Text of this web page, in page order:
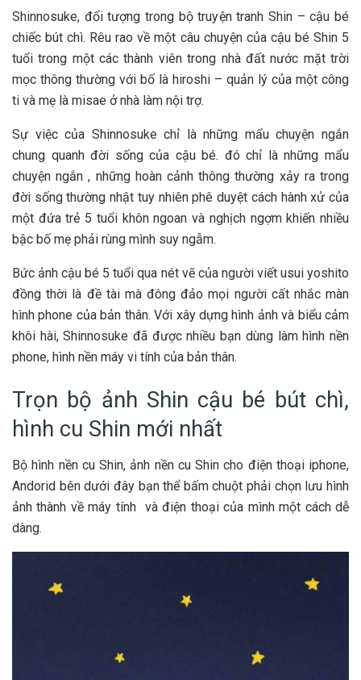
Shinnosuke, đối tượng trong bộ truyện tranh Shin – cậu bé
chiếc bút chì. Rêu rao về một câu chuyện của cậu bé Shin 5
tuổi trong một các thành viên trong nhà đất nước mặt trời
mọc thông thường với bố là hiroshi – quản lý của một công
ti và mẹ là misae ở nhà làm nội trợ.
Sự việc của Shinnosuke chỉ là những mẩu chuyện ngắn
chung quanh đời sống của cậu bé. đó chỉ là những mẩu
chuyện ngắn , những hoàn cảnh thông thường xảy ra trong
đời sống thường nhật tuy nhiên phê duyệt cách hành xử của
một đứa trẻ 5 tuổi khôn ngoan và nghịch ngợm khiến nhiều
bậc bố mẹ phải rùng mình suy ngẫm.
Bức ảnh cậu bé 5 tuổi qua nét vẽ của người viết usui yoshito
đồng thời là đề tài mà đông đảo mọi người cất nhắc màn
hình phone của bản thân. Với xây dựng hình ảnh và biểu cảm
khôi hài, Shinnosuke đã được nhiều bạn dùng làm hình nền
phone, hình nền máy vi tính của bản thân.
Trọn bộ ảnh Shin cậu bé bút chì,
hình cu Shin mới nhất
Bộ hình nền cu Shin, ảnh nền cu Shin cho điện thoại iphone,
Andorid bên dưới đây bạn thể bấm chuột phải chọn lưu hình
ảnh thành về máy tính và điện thoại của mình một cách dễ
dàng.